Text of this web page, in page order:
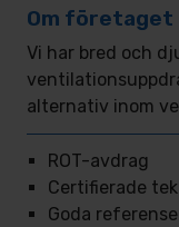
Om företaget
Vi har bred och
alternativ inom
ROT-avdrag
Certifierade
Goda